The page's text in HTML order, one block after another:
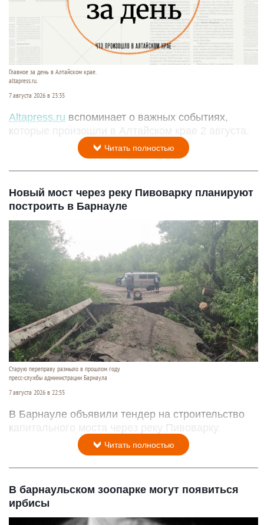
Главное за день в Алтайском крае.
altapress.ru.
7 августа 2026 в 23:35
Altapress.ru вспоминает о важных событиях,
которые произошли в Алтайском крае 2 августа.
Читать полностью
Новый мост через реку Пивоварку планируют
построить в Барнауле
Старую переправу размыло в прошлом году
пресс-службы администрации Барнаула
7 августа 2026 в 22:55
В Барнауле объявили тендер на строительство
капитального моста через реку Пивоварку.
Читать полностью
В барнаульском зоопарке могут появиться
ирбисы